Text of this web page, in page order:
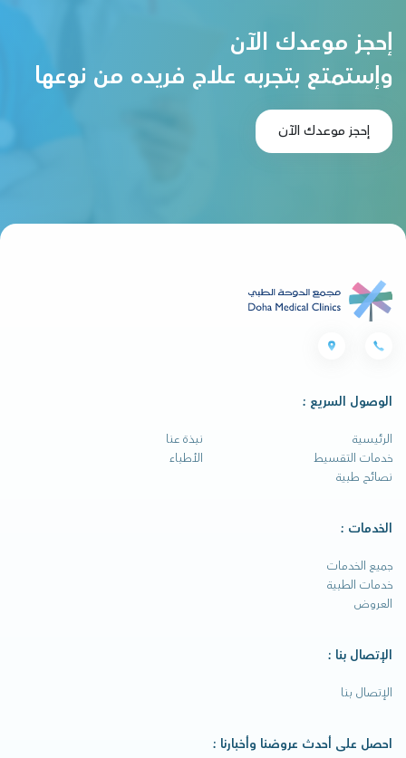
إحجز موعدك الآن
وإستمتع بتجربه علاج فريده من نوعها
إحجز موعدك الآن
الوصول السريع :
الرئيسية
نبذة عنا
خدمات التقسيط
الأطباء
نصائح طبية
الخدمات :
جميع الخدمات
خدمات الطبية
العروض
الإتصال بنا :
الإتصال بنا
احصل على أحدث عروضنا وأخبارنا :